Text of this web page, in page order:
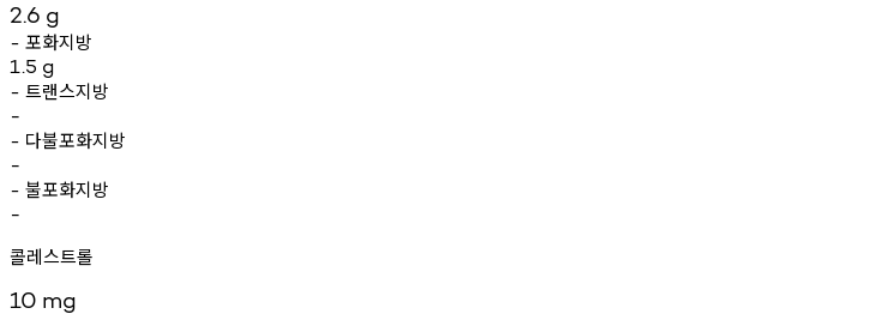
2.6 g
- 포화지방
1.5 g
- 트랜스지방
-
- 다불포화지방
-
- 불포화지방
-
콜레스트롤
10 mg